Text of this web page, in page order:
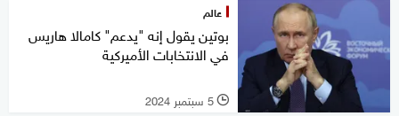
عالم
بوتين يقول إنه "يدعم" كامالا هاريس
في الانتخابات الأميركية
l 5 سبتمبر 2024